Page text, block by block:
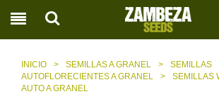
INICIO > SEMILLAS A GRANEL >
SEMILLAS
AUTOFLORECIENTES A GRANEL
>
SEMILLAS
AUTO A GRANEL